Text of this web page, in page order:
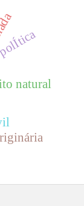
natural